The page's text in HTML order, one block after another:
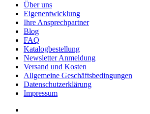
Über uns
Eigenentwicklung
Ihre Ansprechpartner
Blog
FAQ
Katalogbestellung
Newsletter Anmeldung
Versand und Kosten
Allgemeine Geschäftsbedingungen
Datenschutzerklärung
Impressum